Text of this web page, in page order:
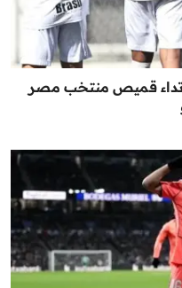
قميص منتخب مصر